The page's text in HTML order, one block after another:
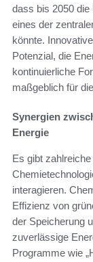
dass bis 2050
eines der
könnte.
Potenzial, die
kontinuierliche
maßgeblich für
Synergien
Energie
Es gibt zahlreiche
interagieren.
Effizienz von
der Speicherung
zuverlässige
Programme wie